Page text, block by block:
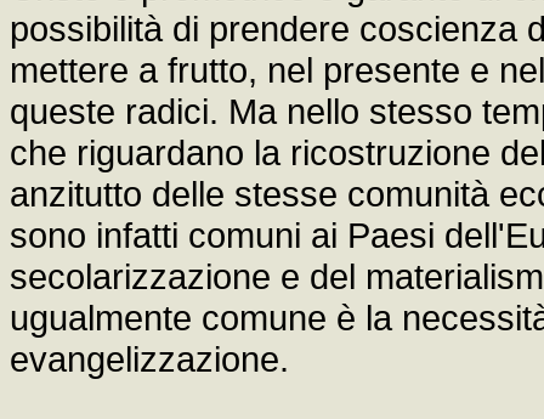
possibilità di prendere coscienza
mettere a frutto, nel presente e
queste radici. Ma nello stesso
che riguardano la ricostruzione
anzitutto delle stesse comunità
sono infatti comuni ai Paesi
secolarizzazione e del
ugualmente comune è la
evangelizzazione.